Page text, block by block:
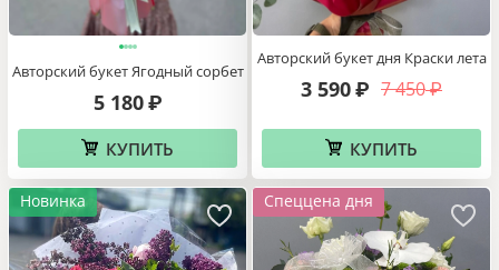
Авторский букет Ягодный сорбет
5 180 ₽
КУПИТЬ
Авторский букет дня Краски лета
7 450 ₽
3 590₽
КУПИТЬ
Новинка Спеццена дня